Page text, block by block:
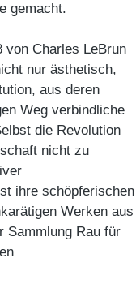
gemacht.
von Charles LeBrun
nur ästhetisch,
aus deren
Weg verbindliche
die Revolution
nicht zu
ihre schöpferischen
Werken aus
Sammlung Rau für